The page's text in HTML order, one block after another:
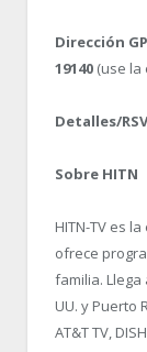
Dirección
19140 (use la
Detalles/
Sobre HITN
HITN-TV es
ofrece
familia. Llega
UU. y Puerto
AT&T TV,